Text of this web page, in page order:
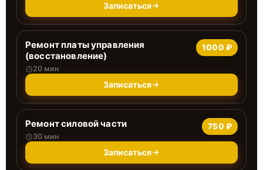
Записаться
Ремонт платы управления
(восстановление)
20 мин
1000 ₽
Записаться
Ремонт силовой части
30 мин
750 ₽
Записаться